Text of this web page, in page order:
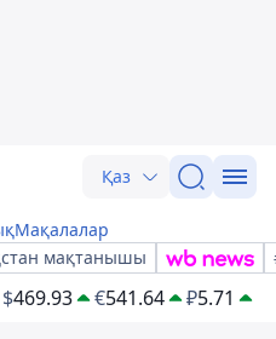
Қаз
Мақалалар
мақтанышы
$469.93 €541.64 ₽5.71